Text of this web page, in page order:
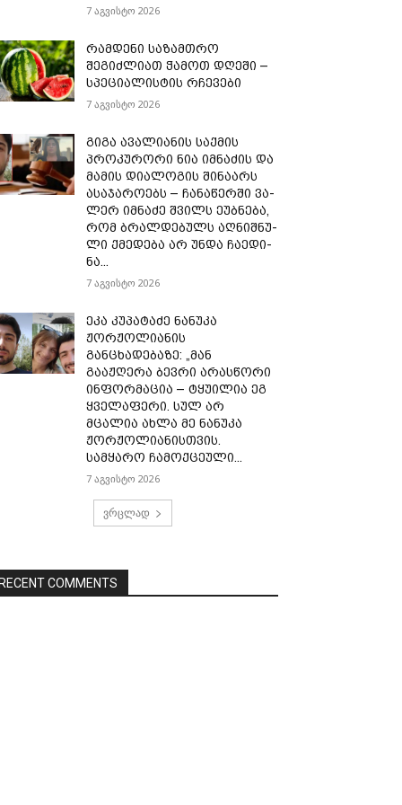
7 აგვისტო 2026
რამდენი საზამთრო
შეგიძლიათ ჭამოთ დღეში –
სპეციალისტის რჩევები
7 აგვისტო 2026
გიგა ავალიანის საქმის
პროკურორი ნია იმნაძის და
მამის დიალოგის შინაარს
ასაჯაროებს – ჩა­ნა­წერ­ში ვა­
ლერ იმ­ნა­ძე შვილს ეუბ­ნე­ბა,
რომ ბრალ­დე­ბულს აღ­ნიშ­ნუ­
ლი ქმე­დე­ბა არ უნდა ჩა­ე­დი­
ნა...
7 აგვისტო 2026
ეკა კუპატაძე ნანუკა
ჟორჟოლიანის
განცხადებაზე: „მან
გააჟღერა ბევრი არასწორი
ინფორმაცია – ტყუილია ეგ
ყველაფერი. სულ არ
მცალია ახლა მე ნანუკა
ჟორჟოლიანისთვის.
სამყარო ჩამოქცეული...
7 აგვისტო 2026
ვრცლად
COMMENTS